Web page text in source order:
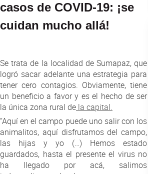
casos de COVID-19: ¡se
cuidan mucho allá!
Se trata de la localidad de Sumapaz, que
logró sacar adelante una estrategia para
tener cero contagios. Obviamente, tiene
un beneficio a favor y es el hecho de ser
la única zona rural de la capital.
“Aquí en el campo puede uno salir con los
animalitos, aquí disfrutamos del campo,
las hijas y yo (…) Hemos estado
guardados, hasta el presente el virus no
ha llegado por acá, salimos